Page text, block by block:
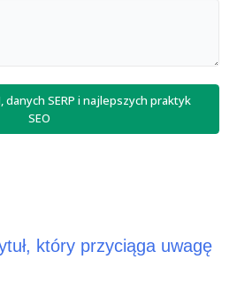
danych SERP i najlepszych praktyk
SEO
który przyciąga uwagę